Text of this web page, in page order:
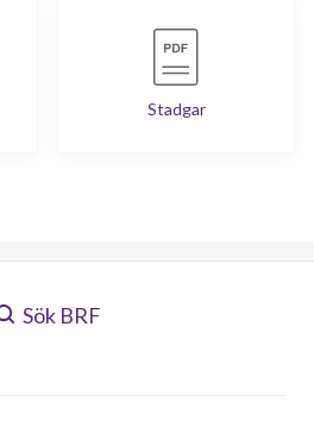
Stadgar
Sök BRF